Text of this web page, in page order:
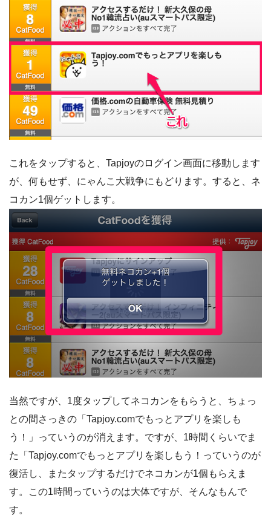
これをタップすると、Tapjoyのログイン画面に移動します
が、何もせず、にゃんこ大戦争にもどります。すると、ネ
コカン1個ゲットします。
当然ですが、1度タップしてネコカンをもらうと、ちょっ
との間さっきの「Tapjoy.comでもっとアプリを楽しも
う！」っていうのが消えます。ですが、1時間くらいでま
た「Tapjoy.comでもっとアプリを楽しもう！っていうのが
復活し、またタップするだけでネコカンが1個もらえま
す。この1時間っていうのは大体ですが、そんなもんで
す。